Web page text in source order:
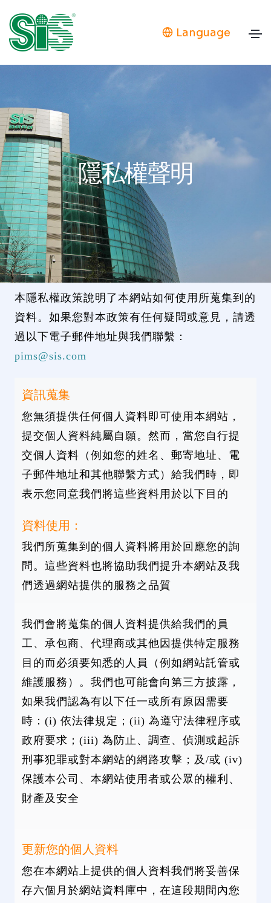
Language
隱私權聲明
本隱私權政策說明了本網站如何使用所蒐集到的
資料。如果您對本政策有任何疑問或意見，請透
過以下電子郵件地址與我們聯繫：
pims@sis.com
資訊蒐集
您無須提供任何個人資料即可使用本網站，
提交個人資料純屬自願。然而，當您自行提
交個人資料（例如您的姓名、郵寄地址、電
子郵件地址和其他聯繫方式）給我們時，即
表示您同意我們將這些資料用於以下目的
資料使用：
我們所蒐集到的個人資料將用於回應您的詢
問。這些資料也將協助我們提升本網站及我
們透過網站提供的服務之品質
我們會將蒐集的個人資料提供給我們的員
工、承包商、代理商或其他因提供特定服務
目的而必須要知悉的人員（例如網站託管或
維護服務）。我們也可能會向第三方披露，
如果我們認為有以下任一或所有原因需要
時：(i) 依法律規定；(ii) 為遵守法律程序或
政府要求；(iii) 為防止、調查、偵測或起訴
刑事犯罪或對本網站的網路攻擊；及/或 (iv)
保護本公司、本網站使用者或公眾的權利、
財產及安全
更新您的個人資料
您在本網站上提供的個人資料我們將妥善保
存六個月於網站資料庫中，在這段期間內您